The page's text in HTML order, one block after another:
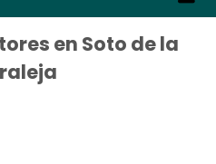
en Soto de la